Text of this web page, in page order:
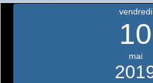
vendredi
10
mai